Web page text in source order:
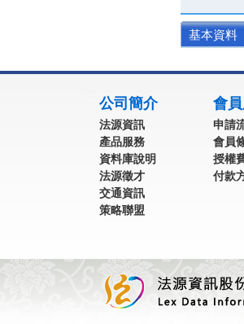
基本資料
公司簡介
法源資訊
產品服務
資料庫說明
法源徵才
交通資訊
策略聯盟
會
申請
會員
授權
付款